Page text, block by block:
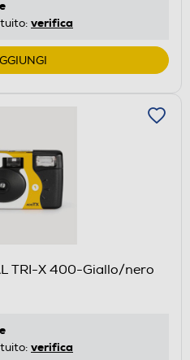
verifica
TRI-X 400-Giallo/nero
verifica